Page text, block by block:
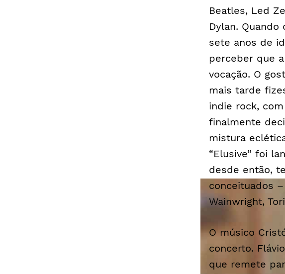
Beatles, Led
Dylan.
sete anos de
perceber que
vocação. O
mais tarde
indie rock,
finalmente
mistura
“Elusive” foi
desde então,
conceituados
Wainwright,
O músico
concerto.
que remete